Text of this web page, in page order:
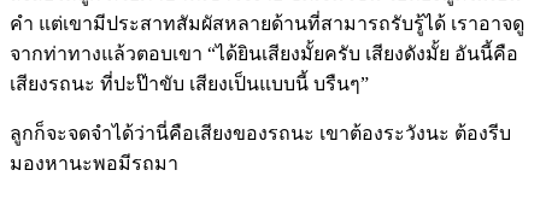
ตอบคำถามลูกด้วยความตั้งใจ
หลายครั้งในวัยเตาะแตะ ลูกกำลังเริ่มเผชิญโลกกว้าง เราอาจจะ
ต้องเจอคำถามร้อยแปดพันก้าว บางครั้งเป็นคำพูดในวัยหัดพูด